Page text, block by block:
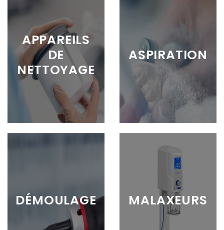
APPAREILS
DE
NETTOYAGE
ASPIRATION
DÉMOULAGE MALAXEURS